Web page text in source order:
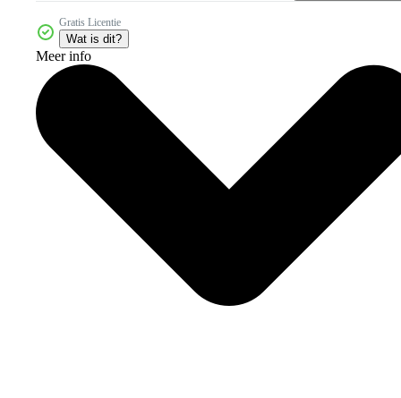
Gratis Licentie
Wat is dit?
Meer info